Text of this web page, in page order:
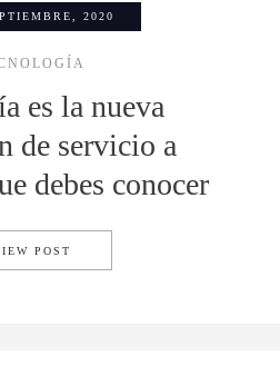
2020
es la nueva
de servicio a
debes conocer
POST